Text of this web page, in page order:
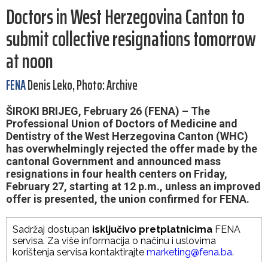
Doctors in West Herzegovina Canton to
submit collective resignations tomorrow
at noon
FENADenis Leko, Photo: Archive
ŠIROKI BRIJEG, February 26 (FENA) – The
Professional Union of Doctors of Medicine and
Dentistry of the West Herzegovina Canton (WHC)
has overwhelmingly rejected the offer made by the
cantonal Government and announced mass
resignations in four health centers on Friday,
February 27, starting at 12 p.m., unless an improved
offer is presented, the union confirmed for FENA.
Sadržaj dostupan isključivo pretplatnicima FENA
servisa. Za više informacija o načinu i uslovima
korištenja servisa kontaktirajte marketing@fena.ba.